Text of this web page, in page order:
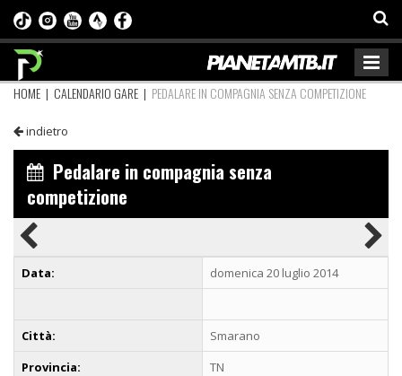
HOME | CALENDARIO GARE | PEDALARE IN COMPAGNIA SENZA COMPETIZIONE
indietro
Pedalare in compagnia senza
competizione
Data: domenica 20 luglio 2014
Città:
Smarano
Provincia:
TN